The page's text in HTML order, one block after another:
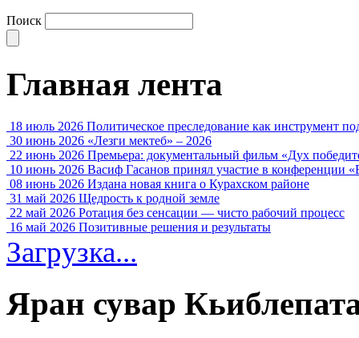
Поиск
Главная лента
18 июль 2026 Политическое преследование как инструмент
30 июнь 2026 «Лезги мектеб» – 2026
22 июнь 2026 Премьера: документальный фильм «Дух
10 июнь 2026 Васиф Гасанов принял участие в конференции
08 июнь 2026 Издана новая книга о Курахском районе
31 май 2026 Щедрость к родной земле
22 май 2026 Ротация без сенсации — чисто рабочий процесс
16 май 2026 Позитивные решения и результаты
Загрузка...
Яран сувар